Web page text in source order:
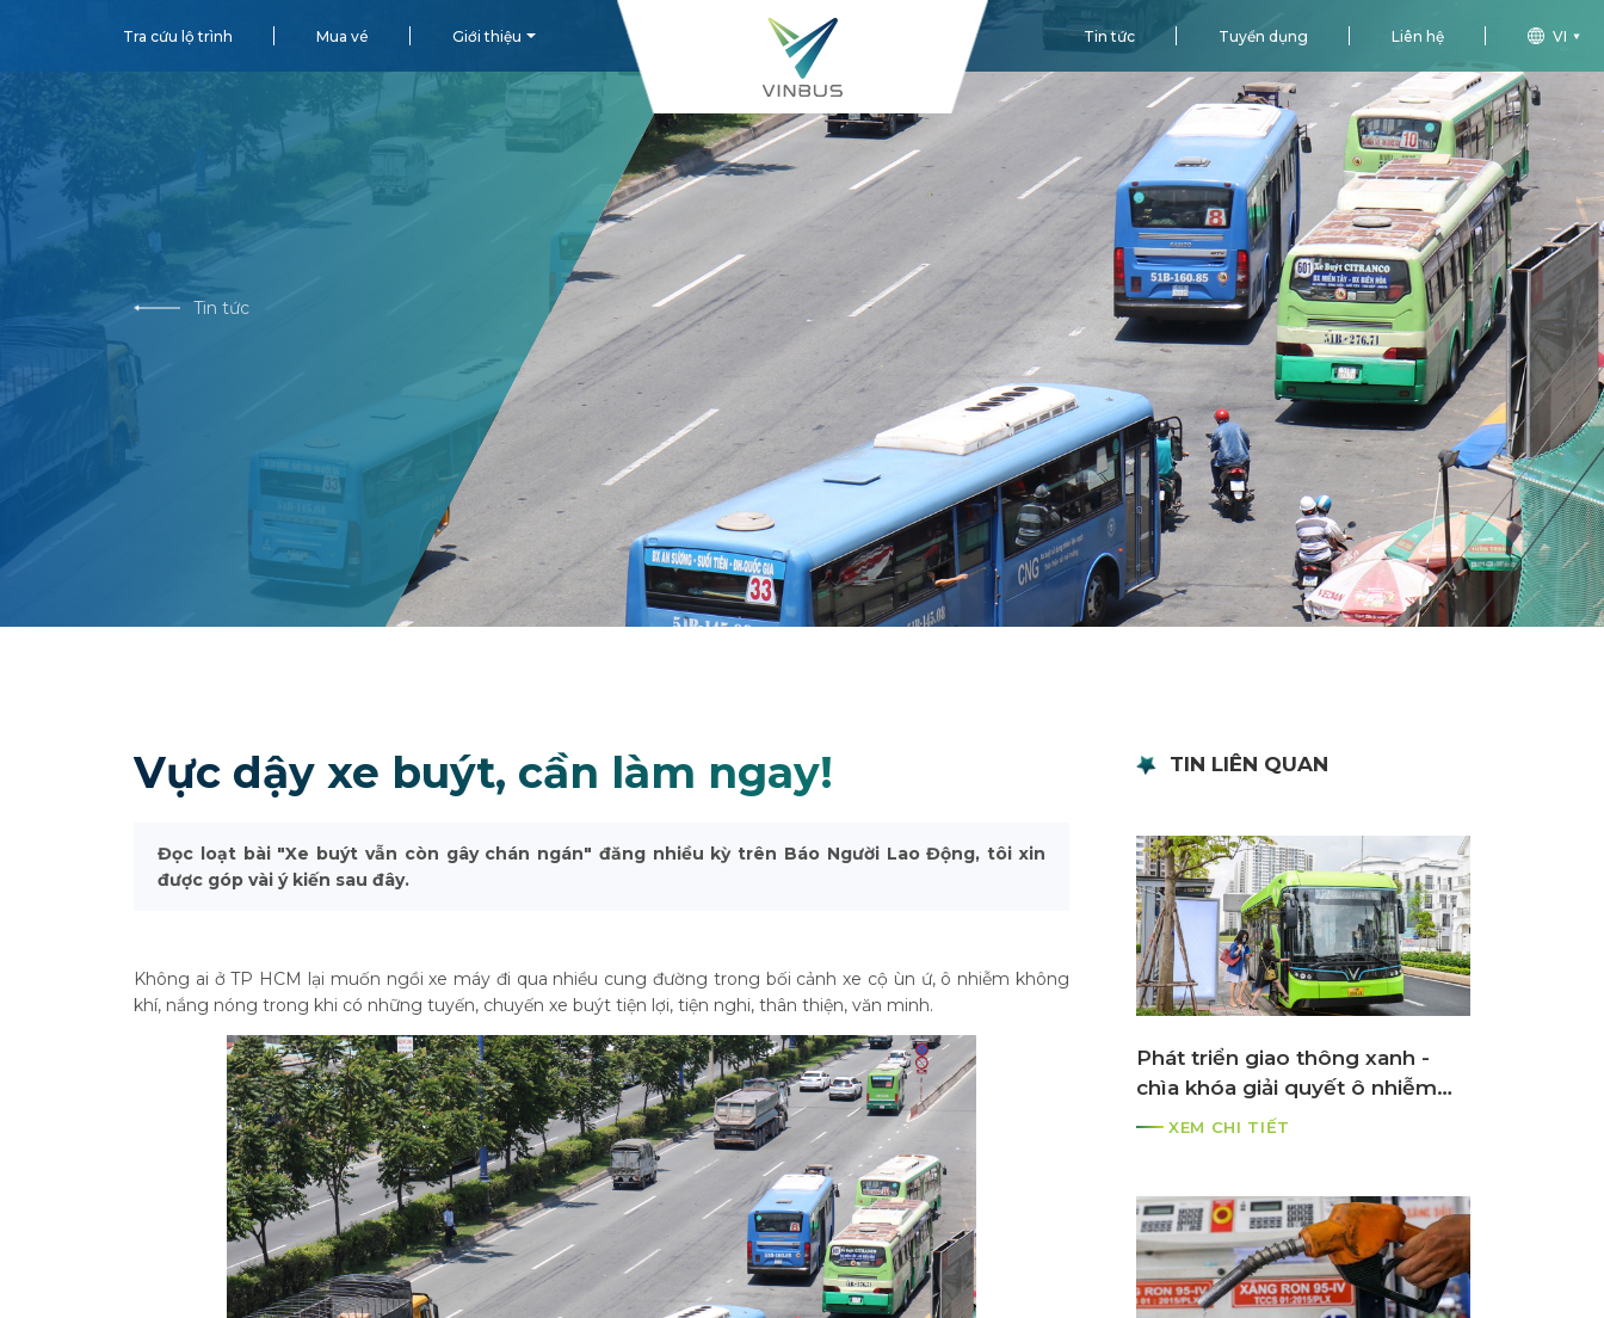
Tra cứu lộ trình Mua vé Giới thiệu Tin tức Tuyển dụng Liên hệ VI
Tin tức
Vực dậy xe buýt, cần làm ngay!
Đọc loạt bài "Xe buýt vẫn còn gây chán ngán" đăng nhiều kỳ trên Báo Người Lao Động, tôi xin
được góp vài ý kiến sau đây.
Không ai ở TP HCM lại muốn ngồi xe máy đi qua nhiều cung đường trong bối cảnh xe cộ ùn ứ, ô nhiễm không
khí, nắng nóng trong khi có những tuyến, chuyến xe buýt tiện lợi, tiện nghi, thân thiện, văn minh.
TIN LIÊN QUAN
Phát triển giao thông xanh -
chìa khóa giải quyết ô nhiễm
môi trường đô thị
XEM CHI TIẾT